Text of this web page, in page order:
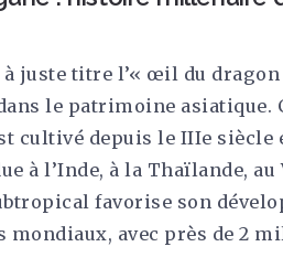
juste titre l’« œil du
le patrimoine
cultivé depuis le IIIe siècle
à l’Inde, à la Thaïlande,
favorise son
avec près de 2